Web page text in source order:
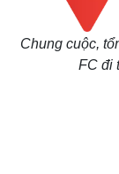
Chung cuộc,
FC đi